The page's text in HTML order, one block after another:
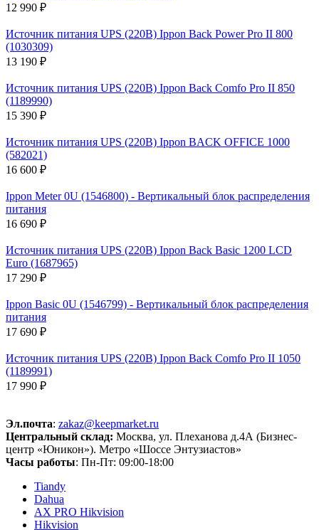
12 990 ₽
Источник питания UPS (220В) Ippon Back Power Pro II 800
(1030309)
13 190 ₽
Источник питания UPS (220В) Ippon Back Comfo Pro II 850
(1189990)
15 390 ₽
Источник питания UPS (220В) Ippon BACK OFFICE 1000
(582021)
16 600 ₽
Ippon Meter 0U (1546800) - Вертикальный блок распределения
питания
16 690 ₽
Источник питания UPS (220В) Ippon Back Basic 1200 LCD
Euro (1687965)
17 290 ₽
Ippon Basic 0U (1546799) - Вертикальный блок распределения
питания
17 690 ₽
Источник питания UPS (220В) Ippon Back Comfo Pro II 1050
(1189991)
17 990 ₽
Эл.почта: zakaz@keepmarket.ru
Центральный склад: Москва, ул. Плеханова д.4А (Бизнес-
центр «Юникон»). Метро «Шоссе Энтузиастов»
Часы работы: Пн-Пт: 09:00-18:00
Tiandy
Dahua
AX PRO Hikvision
Hikvision